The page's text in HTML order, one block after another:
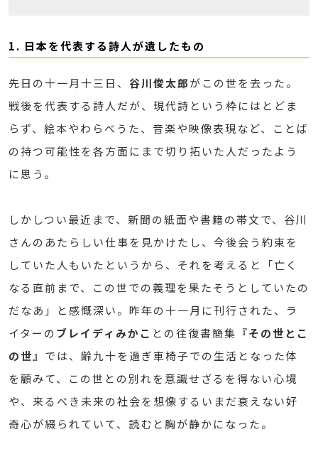
1. 日本を代表する詩人が遺したもの
先日の十一月十三日、 谷川俊太郎がこの世を去った。
戦後を代表する詩人だが、現代詩という枠にはとどま
らず、絵本やわらべうた、音楽や映像表現など、ことば
の持つ可能性を各方面にまで切り拓いた人だったよう
に思う。
しかしつい最近まで、新聞の紙面や書籍の帯文で、谷川
さんのあたらしい仕事を見かけたし、今後会う約束を
していた人もいたというから、それを考えると「亡く
なる直前まで、この世での義理を果たそうとしていたの
だなあ」と感慨深い。昨年の十一月に刊行された、ラ
イターのブレイディみかこ との往復書簡集 『その世とこ
の世』 では、齢九十を過ぎ車椅子での生活となった体
を顧みて、この世との別れを意識せざるを得ない心境
や、来るべき未来の社会を想像するいまだ衰えない好
奇心が綴られていて、読むと胸が静かになった。